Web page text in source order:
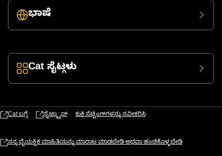
ಭಾಷೆ
Cat ಸೈಟ್ಗಳು
Cat ಬಗ್ಗೆ ಸೈಟ್ಮ್ಯಾಪ್ ಕುಕಿ ಸೆಟ್ಟಿಂಗ್‌ಗಳನ್ನು ನವೀಕರಿಸಿ
ನನ್ನ ವೈಯಕ್ತಿಕ ಮಾಹಿತಿಯನ್ನು ಮಾರಾಟ ಮಾಡಬೇಡಿ ಅಥವಾ ಹಂಚಿಕೊಳ್ಳಬೇಡಿ